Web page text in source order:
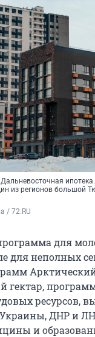
из регионов большой
/ 72.RU
для
для неполных
гектар,
ресурсов,
ДНР и
и